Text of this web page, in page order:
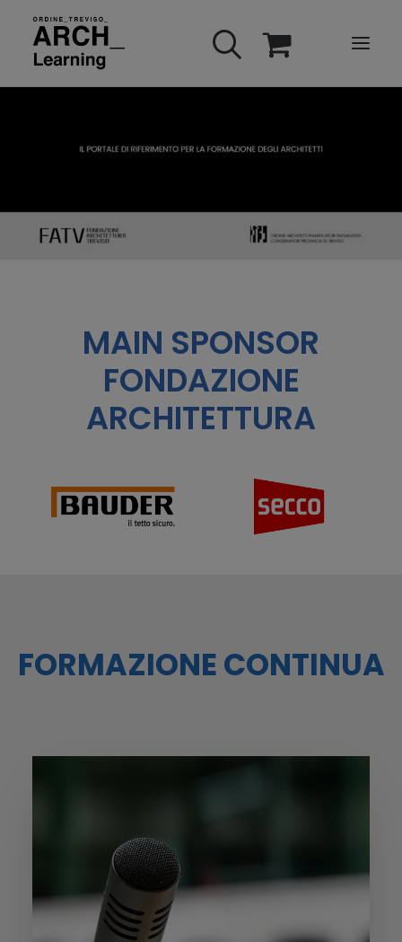
FAQ
MAIN SPONSOR
FONDAZIONE
ARCHITETTURA
FORMAZIONE CONTINUA